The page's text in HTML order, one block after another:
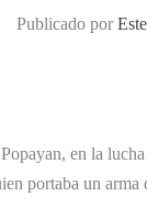
Publicado por
en la
portaba un arma